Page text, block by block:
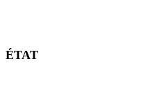
ÉTAT